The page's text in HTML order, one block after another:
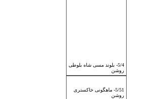
5/4- بلوند مسی شاه بلوطی
روشن
5/51- ماهگونی خاکستری
روشن